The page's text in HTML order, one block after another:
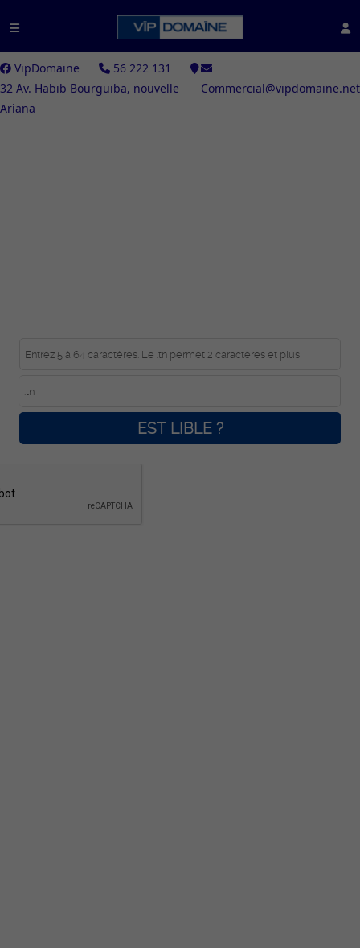
VipDomaine
56 222 131
32 Av. Habib Bourguiba, nouvelle
Ariana
Commercial@vipdomaine.net